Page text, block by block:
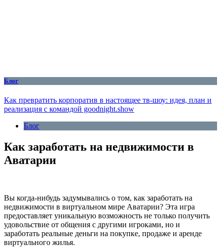
Блог
Как превратить корпоратив в настоящее тв-шоу: идея, план и
реализация с командой goodnight.show
Блог
Как заработать на недвижимости в
Аватарии
Вы когда-нибудь задумывались о том, как заработать на
недвижимости в виртуальном мире Аватарии? Эта игра
предоставляет уникальную возможность не только получить
удовольствие от общения с другими игроками, но и
заработать реальные деньги на покупке, продаже и аренде
виртуального жилья.